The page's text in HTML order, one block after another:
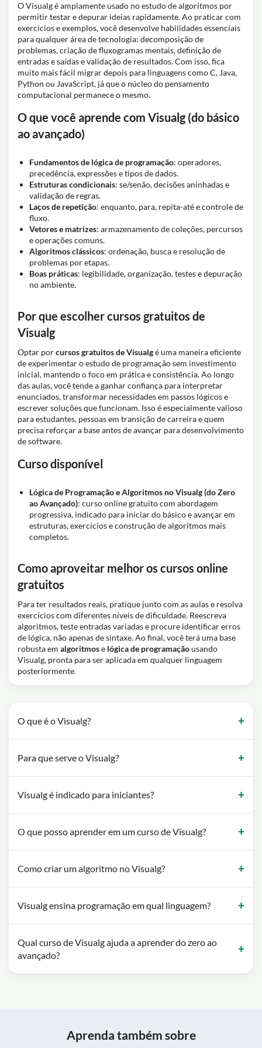
O Visualg é amplamente usado no estudo de algoritmos por
permitir testar e depurar ideias rapidamente. Ao praticar com
exercícios e exemplos, você desenvolve habilidades essenciais
para qualquer área de tecnologia: decomposição de
problemas, criação de fluxogramas mentais, definição de
entradas e saídas e validação de resultados. Com isso, fica
muito mais fácil migrar depois para linguagens como C, Java,
Python ou JavaScript, já que o núcleo do pensamento
computacional permanece o mesmo.
O que você aprende com Visualg (do básico
ao avançado)
Fundamentos de lógica de programação: operadores,
precedência, expressões e tipos de dados.
Estruturas condicionais: se/senão, decisões aninhadas e
validação de regras.
Laços de repetição: enquanto, para, repita-até e controle de
fluxo.
Vetores e matrizes: armazenamento de coleções, percursos
e operações comuns.
Algoritmos clássicos: ordenação, busca e resolução de
problemas por etapas.
Boas práticas: legibilidade, organização, testes e depuração
no ambiente.
Por que escolher cursos gratuitos de
Visualg
Optar porcursos gratuitos de Visualgé uma maneira eficiente
de experimentar o estudo de programação sem investimento
inicial, mantendo o foco em prática e consistência. Ao longo
das aulas, você tende a ganhar confiança para interpretar
enunciados, transformar necessidades em passos lógicos e
escrever soluções que funcionam. Isso é especialmente valioso
para estudantes, pessoas em transição de carreira e quem
precisa reforçar a base antes de avançar para desenvolvimento
de software.
Curso disponível
Lógica de Programação e Algoritmos no Visualg (do Zero
ao Avançado): curso online gratuito com abordagem
progressiva, indicado para iniciar do básico e avançar em
estruturas, exercícios e construção de algoritmos mais
completos.
Como aproveitar melhor os cursos online
gratuitos
Para ter resultados reais, pratique junto com as aulas e resolva
exercícios com diferentes níveis de dificuldade. Reescreva
algoritmos, teste entradas variadas e procure identificar erros
de lógica, não apenas de sintaxe. Ao final, você terá uma base
robusta em algoritmose lógica de programaçãousando
Visualg, pronta para ser aplicada em qualquer linguagem
posteriormente.
O que é o Visualg?
Para que serve o Visualg?
Visualg é indicado para iniciantes?
O que posso aprender em um curso de Visualg?
Como criar um algoritmo no Visualg?
Visualg ensina programação em qual linguagem?
Qual curso de Visualg ajuda a aprender do zero ao
avançado?
Aprenda também sobre